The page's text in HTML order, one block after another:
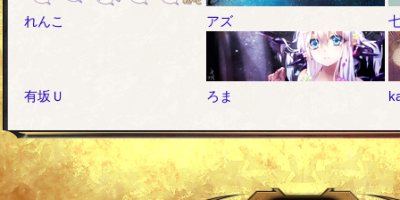
れんこ アズ
有坂Ｕ ろま